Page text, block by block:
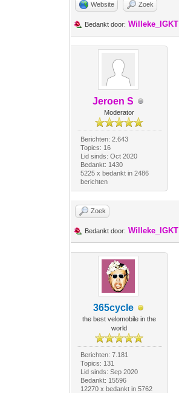
Website Zoek
Bedankt door: Willeke_IGKT
Jeroen S
Moderator
Berichten: 2.643
Topics: 16
Lid sinds: Oct 2020
Bedankt: 1430
5225 x bedankt in 2486
berichten
Zoek
Bedankt door: Willeke_IGKT
365cycle
the best velomobile in the
world
Berichten: 7.181
Topics: 131
Lid sinds: Sep 2020
Bedankt: 15596
12270 x bedankt in 5762